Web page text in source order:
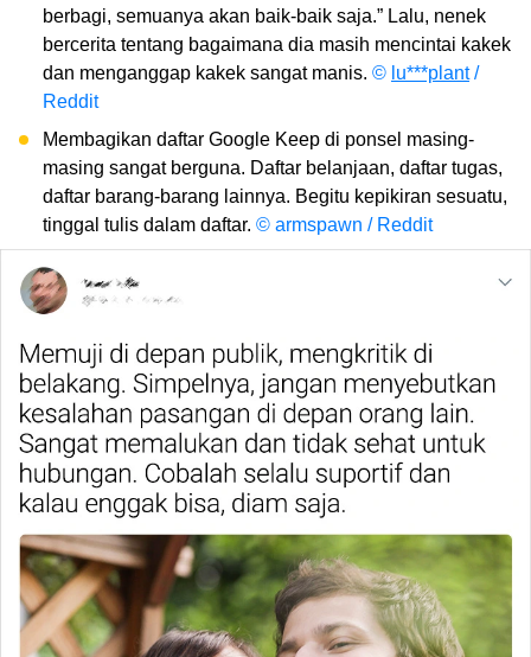
berbagi, semuanya akan baik-baik saja.” Lalu, nenek
bercerita tentang bagaimana dia masih mencintai kakek
dan menganggap kakek sangat manis. © lu***plant/
Reddit
Membagikan daftar Google Keep di ponsel masing-
masing sangat berguna. Daftar belanjaan, daftar tugas,
daftar barang-barang lainnya. Begitu kepikiran sesuatu,
tinggal tulis dalam daftar. © armspawn / Reddit